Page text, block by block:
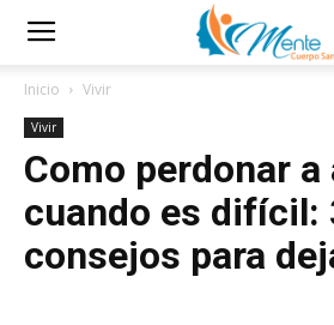
Inicio Vivir
Vivir
Como perdonar a
cuando es difícil:
consejos para